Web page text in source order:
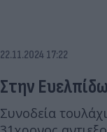
22.11.2024 17:22
Στην
Συνοδεία